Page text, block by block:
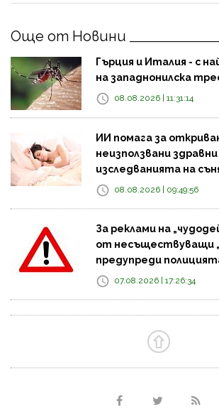
Още от Новини
Гърция и Италия - с
на западнонилска
08.08.2026 | 11:31:14
ИИ помага за
неизползвани
изследванията на
08.08.2026 | 09:49:56
За реклами на
от несъществуващи
предупреди
07.08.2026 | 17:26:34